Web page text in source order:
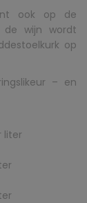
ook op de
de wijn wordt
op
– en
liter